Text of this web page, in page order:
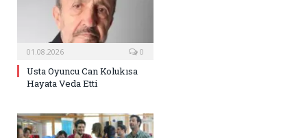
01.08.2026 0
Usta Oyuncu Can Kolukısa
Hayata Veda Etti